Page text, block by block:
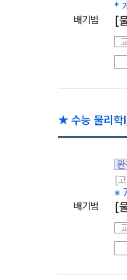
배기범
*
[
★ 수능 물리학
배기범
[
※
[